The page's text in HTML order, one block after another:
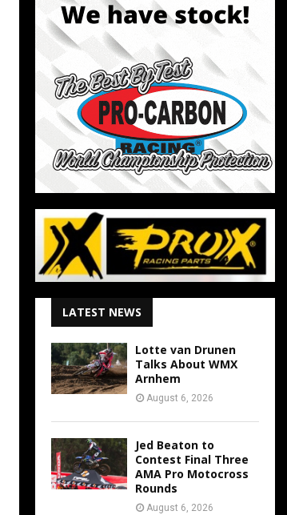
LATEST NEWS
Lotte van Drunen
Talks About WMX
Arnhem
August 6, 2026
Jed Beaton to
Contest Final Three
AMA Pro Motocross
Rounds
August 6, 2026